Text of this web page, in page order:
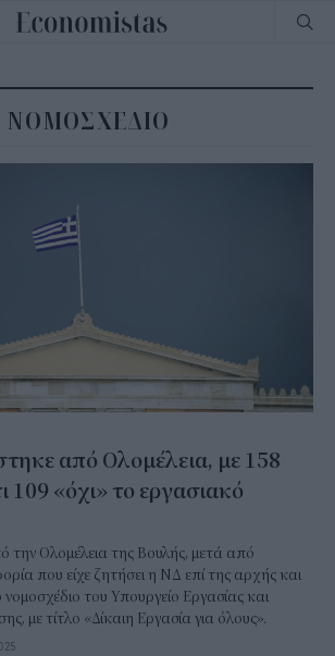
ΝΟΜΟΣΧΕΔΙΟ
από Ολομέλεια, με 158
109 «όχι» το εργασιακό
την Ολομέλεια της Βουλής, μετά από
που είχε ζητήσει η ΝΔ επί της αρχής και
του Υπουργείο Εργασίας και
με τίτλο «Δίκαιη Εργασία για όλους».